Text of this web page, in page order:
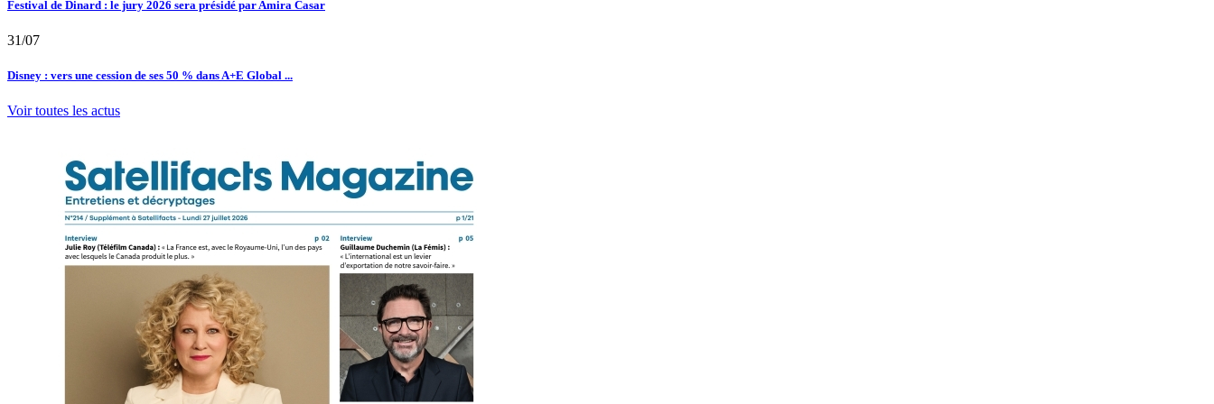
Festival de Dinard : le jury 2026 sera présidé par Amira Casar
31/07
Disney : vers une cession de ses 50 % dans A+E Global ...
Voir toutes les actus